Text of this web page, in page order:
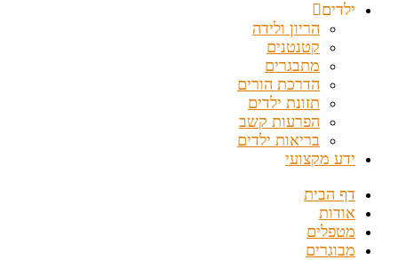
ילדים
הריון ולידה
קטנטנים
מתבגרים
הדרכת הורים
תזונת ילדים
הפרעות קשב
בריאות ילדים
ידע מקצועי
דף הבית
אודות
מטפלים
מבוגרים